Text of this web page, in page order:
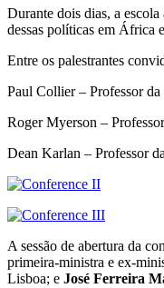
Durante dois dias, a
dessas políticas em África
Entre os palestrantes
Paul Collier – Professor
Roger Myerson –
Dean Karlan – Professor
A sessão de abertura da
primeira-ministra e ex-
Lisboa; e José Ferreira